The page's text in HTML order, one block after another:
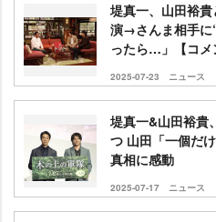
堤真一、山田裕
演→さんま相手に
ったら…」【コメ
2025-07-23 ニュース
堤真一&山田裕貴
つ 山田「一個だ
真相に感動
2025-07-17 ニュース